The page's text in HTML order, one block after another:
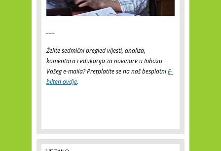
Želite sedmični pregled vijesti, analiza,
komentara i edukacija za novinare u Inboxu
Vašeg e-maila? Pretplatite se na naš besplatniE-
bilten ovdje.